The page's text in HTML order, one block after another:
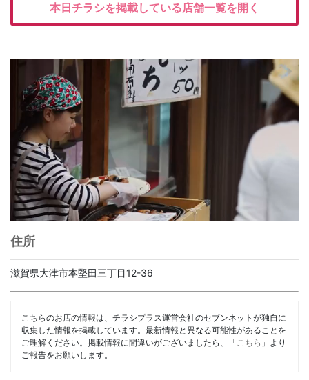
本日チラシを掲載している店舗一覧を開く
住所
滋賀県大津市本堅田三丁目12-36
こちらのお店の情報は、チラシプラス運営会社のセブンネットが独自に
収集した情報を掲載しています。最新情報と異なる可能性があることを
ご理解ください。掲載情報に間違いがございましたら、「 こちら 」より
ご報告をお願いします。